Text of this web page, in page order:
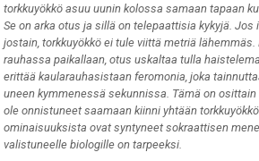
torkkuyökkö asuu uunin kolossa samaan tapaan
Se on arka otus ja sillä on telepaattisia kykyjä.
jostain, torkkuyökkö ei tule viittä metriä
rauhassa paikallaan, otus uskaltaa tulla
erittää kaularauhasistaan feromonia, joka
uneen kymmenessä sekunnissa. Tämä on
ole onnistuneet saamaan kiinni yhtään
ominaisuuksista ovat syntyneet sokraattisen
valistuneelle biologille on tarpeeksi.